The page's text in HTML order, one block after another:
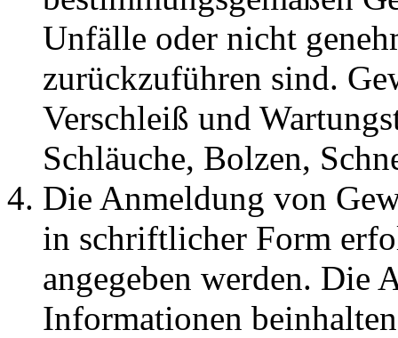
Unfälle oder nicht
zurückzuführen sind.
Verschleiß und
Schläuche, Bolzen,
Die Anmeldung von
in schriftlicher Form
angegeben werden. Die
Informationen